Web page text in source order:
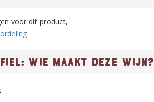
voor dit product,
Wie maakt deze wijn?